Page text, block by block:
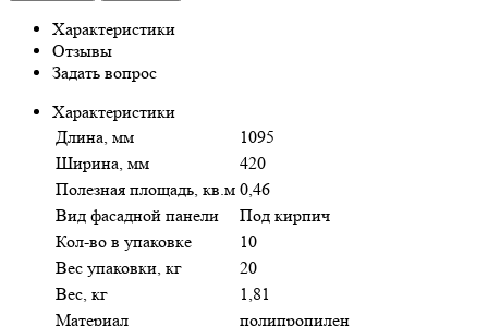
Характеристики
Отзывы
Задать вопрос
Характеристики
Длина, мм
1095
Ширина, мм
420
Полезная площадь, кв.м 0,46
Вид фасадной панели
Под кирпич
Кол-во в упаковке
10
Вес упаковки, кг
20
Вес, кг
1,81
Материал
полипропилен